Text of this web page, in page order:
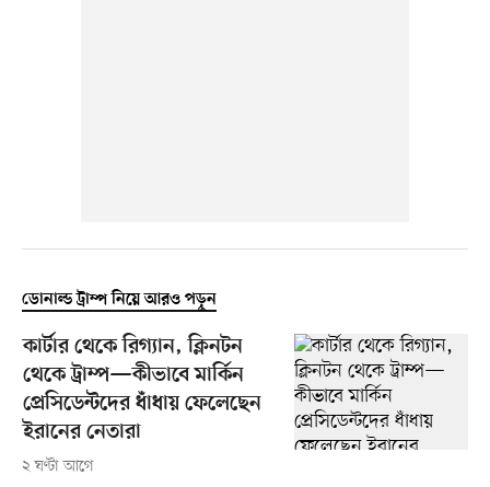
ডোনাল্ড ট্রাম্প নিয়ে আরও পড়ুন
কার্টার থেকে রিগ্যান, ক্লিনটন
থেকে ট্রাম্প—কীভাবে মার্কিন
প্রেসিডেন্টদের ধাঁধায় ফেলেছেন
ইরানের নেতারা
২ ঘণ্টা আগে